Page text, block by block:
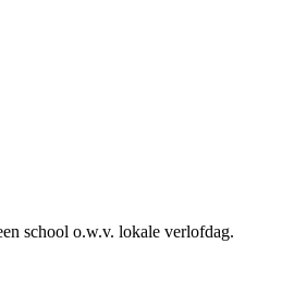
school o.w.v. lokale verlofdag.